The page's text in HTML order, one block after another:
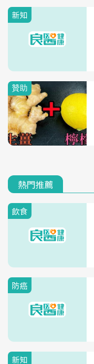
新知
熱門推薦
飲食
防癌
新知